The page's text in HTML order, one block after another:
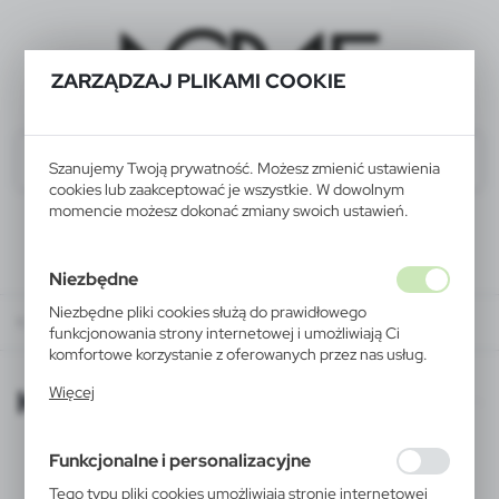
ZARZĄDZAJ PLIKAMI COOKIE
Szanujemy Twoją prywatność. Możesz zmienić ustawienia
cookies lub zaakceptować je wszystkie. W dowolnym
momencie możesz dokonać zmiany swoich ustawień.
Niezbędne
Niezbędne pliki cookies służą do prawidłowego
funkcjonowania strony internetowej i umożliwiają Ci
komfortowe korzystanie z oferowanych przez nas usług.
działania w celu m.in. dostosowania Twoich ustawień
korzystasz, może działać bez zakłóceń.
Więcej
Funkcjonalne i personalizacyjne
Tego typu pliki cookies umożliwiają stronie internetowej
KATALOGI ONLINE
KATALOGI ONLINE